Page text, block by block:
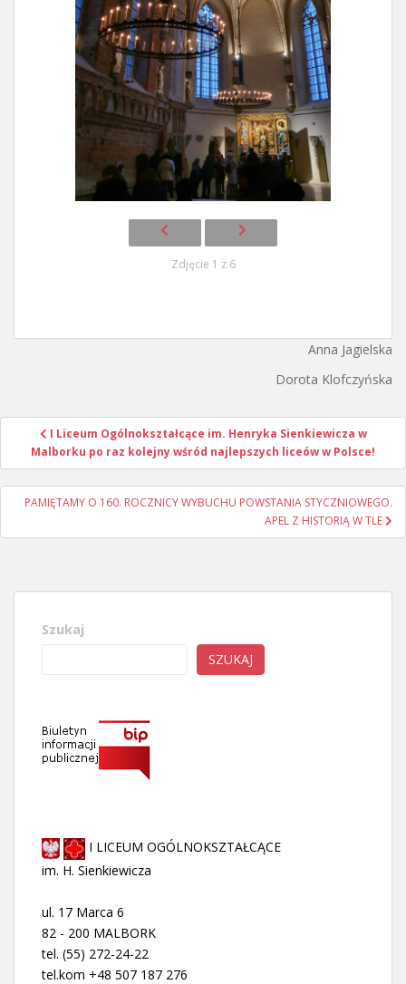
Zdjęcie 1 z 6
Anna Jagielska
Dorota Klofczyńska
Nawigacja
wpisu
I Liceum Ogólnokształcące im. Henryka Sienkiewicza w
Malborku po raz kolejny wśród najlepszych liceów w Polsce!
PAMIĘTAMY O 160. ROCZNICY WYBUCHU POWSTANIA STYCZNIOWEGO.
APEL Z HISTORIĄ W TLE
Szukaj
SZUKAJ
I LICEUM OGÓLNOKSZTAŁCĄCE
im. H. Sienkiewicza
ul. 17 Marca 6
82 - 200 MALBORK
tel. (55) 272-24-22
tel.kom +48 507 187 276